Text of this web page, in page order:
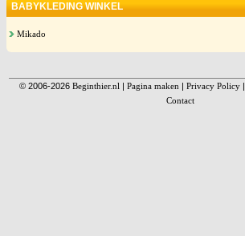
BABYKLEDING WINKEL
Mikado
© 2006-2026 Beginthier.nl | Pagina maken | Privacy Policy|
Contact